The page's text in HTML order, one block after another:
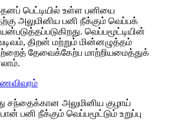
பெட்டியில் உள்ள பனியை
அலுமினிய பனி நீக்கும் வெப்பக்
வெப்பமூட்டியின்
திறன் மற்றும் மின்னழுத்தம்
தேவைக்கேற்ப மாற்றியமைத்துக்
விவரம்